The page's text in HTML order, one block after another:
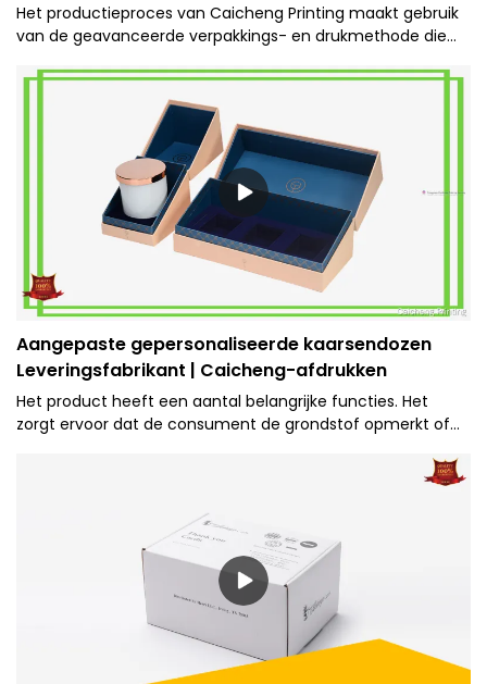
Het productieproces van Caicheng Printing maakt gebruik
van de geavanceerde verpakkings- en drukmethode die
creëert.
Aangepaste gepersonaliseerde kaarsendozen
Leveringsfabrikant | Caicheng-afdrukken
Het product heeft een aantal belangrijke functies. Het
zorgt ervoor dat de consument de grondstof opmerkt of